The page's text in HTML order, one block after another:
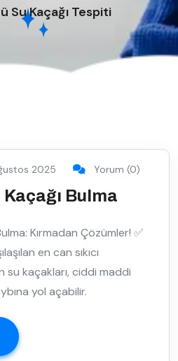
Su Kaçağı Tespiti
2025 Yorum (0)
Bulma
Kırmadan Çözümler! ✅
en can sıkıcı
kaçakları, ciddi maddi
yol açabilir.